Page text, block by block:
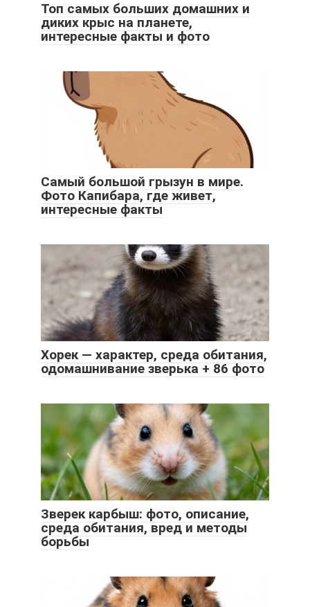
Топ самых больших домашних и
диких крыс на планете,
интересные факты и фото
Самый большой грызун в мире.
Фото Капибара, где живет,
интересные факты
Хорек — характер, среда обитания,
одомашнивание зверька + 86 фото
Зверек карбыш: фото, описание,
среда обитания, вред и методы
борьбы